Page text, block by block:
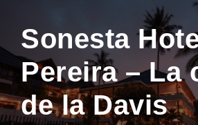
Sonesta
Pereira – La
de la Davis